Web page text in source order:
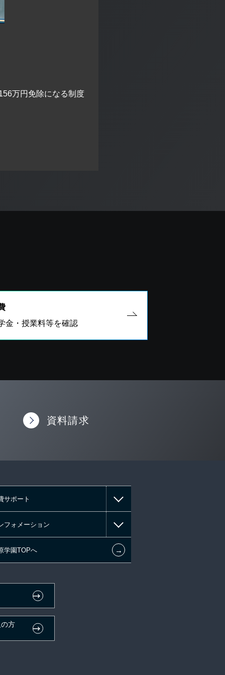
万円免除になる制度
金・授業料等を確認
資料請求
サポート
フォメーション
学園TOPへ ←
方